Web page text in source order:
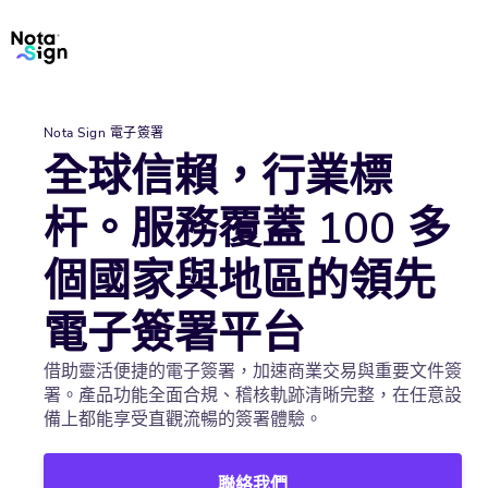
Nota Sign 電子簽署
全球信賴，行業標
杆。服務覆蓋 100 多
個國家與地區的領先
電子簽署平台
借助靈活便捷的電子簽署，加速商業交易與重要文件簽
署。產品功能全面合規、稽核軌跡清晰完整，在任意設
備上都能享受直觀流暢的簽署體驗。